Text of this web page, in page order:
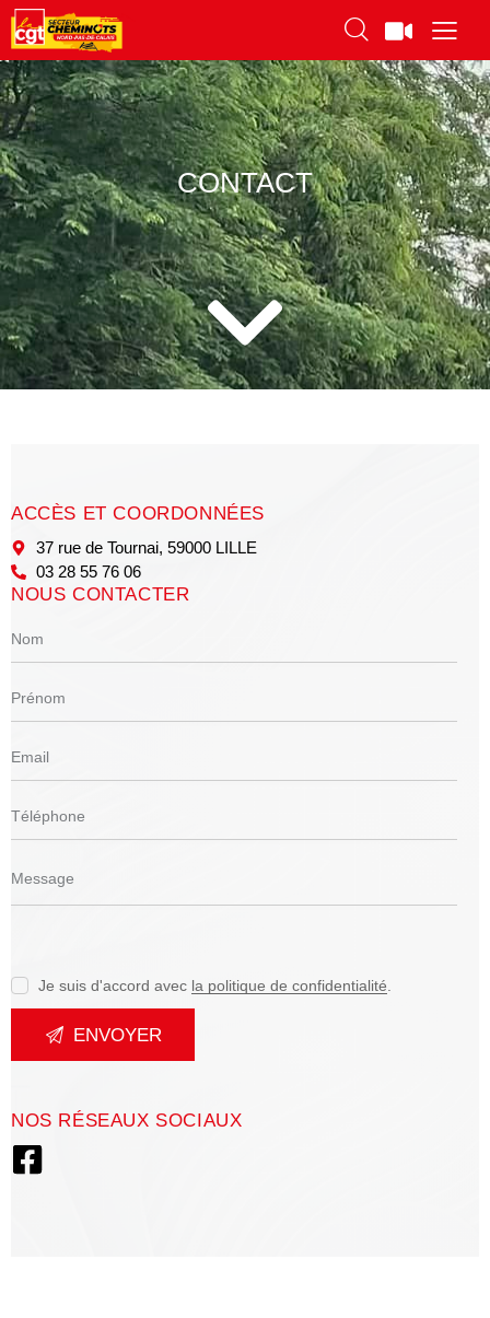
CONTACT
ACCÈS ET COORDONNÉES
37 rue de Tournai, 59000 LILLE
03 28 55 76 06
NOUS CONTACTER
Je suis d'accord avec la politique de confidentialité
NOS RÉSEAUX SOCIAUX